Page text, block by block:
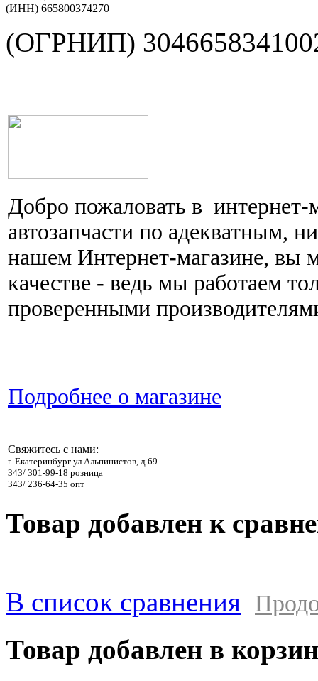
(ИНН) 665800374270
(ОГРНИП)
Добро пожаловать в
автозапчасти по адекватным,
нашем Интернет-магазине, вы
качестве - ведь мы работаем
проверенными
Подробнее о магазине
Свяжитесь с нами:
г. Екатеринбург ул.Альпинистов, д.69
343/ 301-99-18 розница
343/ 236-64-35 опт
Товар добавлен к
В список сравнения
Товар добавлен в